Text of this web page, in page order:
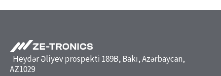
Heydər Əliyev prospekti 189B, Bakı, Azərbaycan,
AZ1029